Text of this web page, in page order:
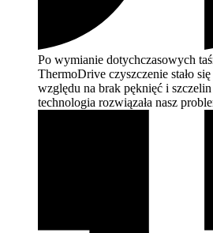
Po wymianie dotychczasowych
ThermoDrive czyszczenie stało
względu na brak pęknięć i
technologia rozwiązała nasz